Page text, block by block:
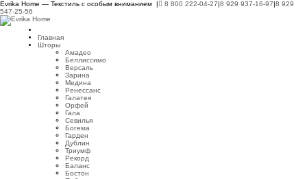
Evrika Home — Текстиль с особым вниманием | 8 800 222-04-27|8 929 937-16-97|8 929
547-25-56
Главная
Шторы
Амадео
Беллиссимо
Версаль
Зарина
Медина
Ренессанс
Галатея
Орфей
Гала
Севилья
Богема
Гарден
Дублин
Триумф
Рекорд
Баланс
Бостон